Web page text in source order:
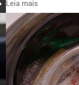
Leia mais